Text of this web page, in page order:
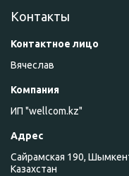
Контакты
Вячеслав
ИП "wellcom.kz"
Сайрамская 190,
Казахстан